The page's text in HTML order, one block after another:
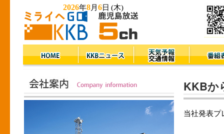
2026年8月 6日 (木)
KKBか
当社発表プ